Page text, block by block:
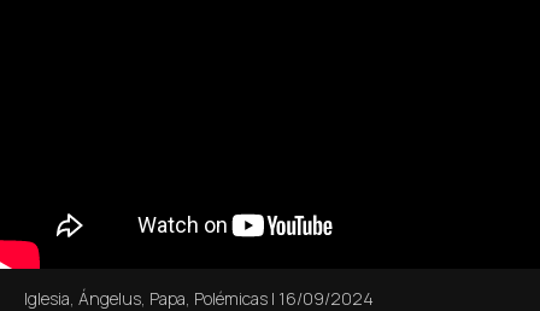
Iglesia, Ángelus, Papa, Polémicas | 16/09/2024